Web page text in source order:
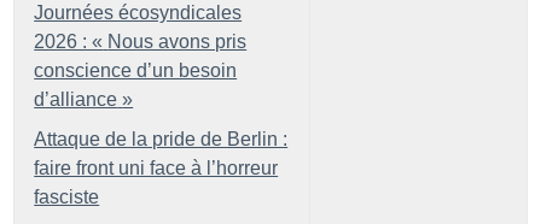
Journées écosyndicales
2026 : « Nous avons pris
conscience d’un besoin
d’alliance »
Attaque de la pride de Berlin :
faire front uni face à l’horreur
fasciste